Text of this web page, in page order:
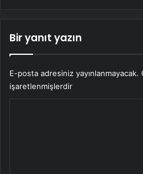
Bir yanıt yazın
E-posta adresiniz yayınlanmayacak.
işaretlenmişlerdir